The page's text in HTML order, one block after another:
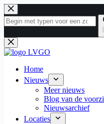
Ga
naar
de
Geen
resultaten
Home
Nieuws
Meer nieuws
Blog van de
Nieuwsarchief
Locaties